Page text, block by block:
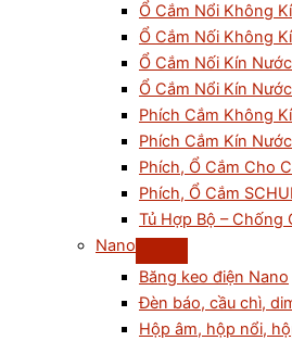
Ổ Cắm Nổi Không
Ổ Cắm Nối Không
Ổ Cắm Nối Kín
Ổ Cắm Nổi Kín
Phích Cắm Không
Phích Cắm Kín
Phích, Ổ Cắm Cho
Phích, Ổ Cắm
Tủ Hợp Bộ – Chống
Nano
Băng keo điện Nano
Đèn báo, cầu chì,
Hộp âm, hộp nổi,